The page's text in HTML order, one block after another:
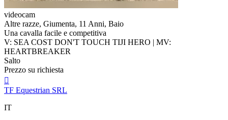
videocam
Altre razze, Giumenta, 11 Anni, Baio
Una cavalla facile e competitiva
V: SEA COST DON'T TOUCH TIJI HERO | MV:
HEARTBREAKER
Salto
Prezzo su richiesta

TF Equestrian SRL
IT